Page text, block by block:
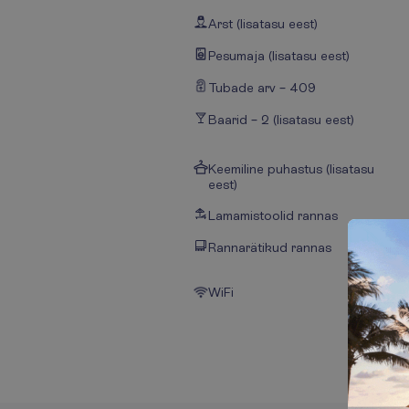
Arst (lisatasu eest)
Pesumaja (lisatasu eest)
Tubade arv – 409
Baarid – 2 (lisatasu eest)
Keemiline puhastus (lisatasu
eest)
Lamamistoolid rannas
Rannarätikud rannas
WiFi